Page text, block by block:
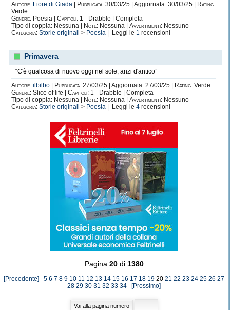
Autore: Fiore di Giada Pubblicata: 30/03/25 | Aggiornata: 30/03/25 |
Rating:
Verde
Genere: Poesia | Capitoli: 1 - Drabble | Completa
Tipo di coppia: Nessuna |
Note: Nessuna | Avvertimenti: Nessuno
Categoria: Storie originali > Poesia | Leggi le 1 recensioni
Primavera
“C'è qualcosa di nuovo oggi nel sole, anzi d'antico”
Autore: ilbilbo Pubblicata: 27/03/25 | Aggiornata: 27/03/25 | Rating: Verde
Genere: Slice of life | Capitoli: 1 - Drabble | Completa
Tipo di coppia: Nessuna |
Note: Nessuna | Avvertimenti: Nessuno
Categoria: Storie originali > Poesia | Leggi le 4 recensioni
Pagina 20di 1380
[Precedente]5 6 7 8 9 10 11 12 13 14 15 16 17 18 19 2021 22 23 24 25 26 27
28 29 30 31 32 33 34 [Prossimo]